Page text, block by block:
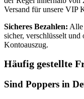
Versand für unsere VIP
Sicheres Bezahlen: Alle
sicher, verschlüsselt
Kontoauszug.
Häufig gestellte
Sind Poppers in